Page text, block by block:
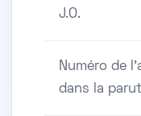
J.O.
Numéro de
dans la